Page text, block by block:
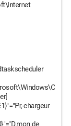
chargeur
de